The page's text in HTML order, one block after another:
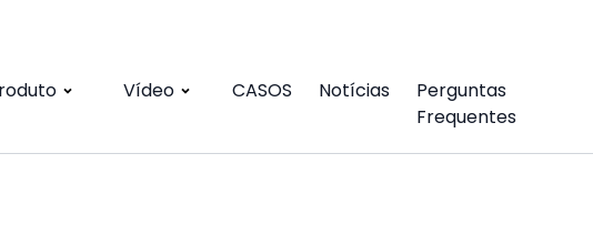
Vídeo CASOS Notícias
Perguntas
Frequentes